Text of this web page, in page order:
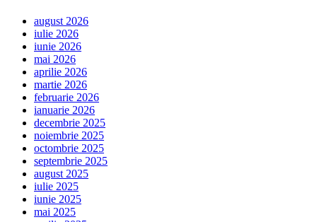
august 2026
iulie 2026
iunie 2026
mai 2026
aprilie 2026
martie 2026
februarie 2026
ianuarie 2026
decembrie 2025
noiembrie 2025
octombrie 2025
septembrie 2025
august 2025
iulie 2025
iunie 2025
mai 2025